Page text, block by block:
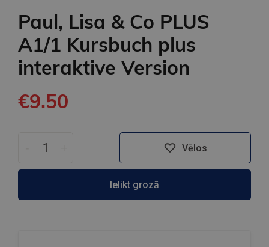
Paul, Lisa & Co PLUS
A1/1 Kursbuch plus
interaktive Version
€9.50
Vēlos
Ielikt grozā